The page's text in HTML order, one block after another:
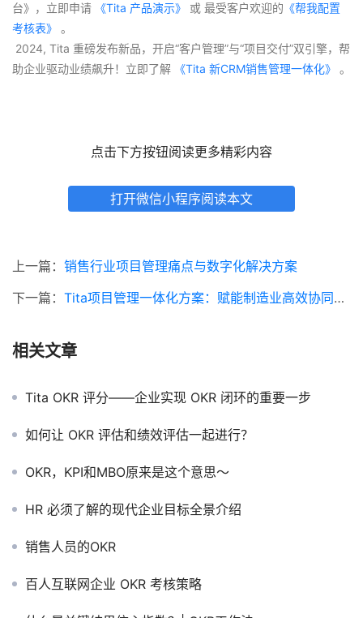
台》，立即申请 《Tita 产品演示》 或 最受客户欢迎的 《帮我配置
考核表》
。
助企业驱动业绩飙升！立即了解 《Tita 新CRM销售管理一体化》 。
点击下方按钮阅读更多精彩内容
打开微信小程序阅读本文
上一篇： 销售行业项目管理痛点与数字化解决方案
下一篇： Tita项目管理一体化方案：赋能制造业高效协同与精益生产
相关文章
Tita OKR 评分——企业实现 OKR 闭环的重要一步
如何让 OKR 评估和绩效评估一起进行？
OKR，KPI和MBO原来是这个意思～
HR 必须了解的现代企业目标全景介绍
销售人员的OKR
百人互联网企业 OKR 考核策略